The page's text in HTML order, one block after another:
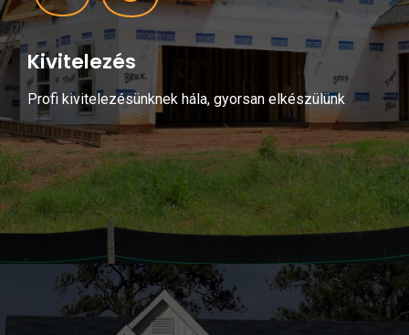
Kivitelezés
Profi kivitelezésünknek hála, gyorsan elkészülünk